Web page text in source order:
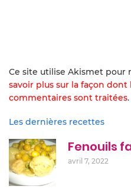
Ce site utilise Akismet pour
savoir plus sur la façon dont
commentaires sont traitées.
Les dernières recettes
Fenouils
avril 7, 2022